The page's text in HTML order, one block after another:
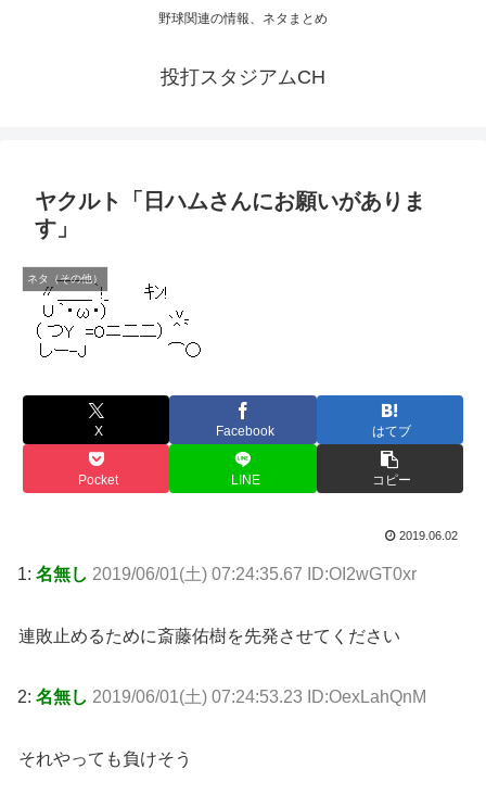
野球関連の情報、ネタまとめ
投打スタジアムCH
ヤクルト「日ハムさんにお願いがありま
す」
ネタ（その他）
X Facebook はてブ
Pocket LINE コピー
2019.06.02
1: 名無し 2019/06/01(土) 07:24:35.67 ID:OI2wGT0xr
連敗止めるために斎藤佑樹を先発させてください
2: 名無し 2019/06/01(土) 07:24:53.23 ID:OexLahQnM
それやっても負けそう